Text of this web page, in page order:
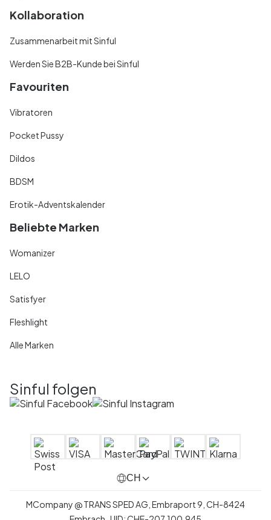
Kollaboration
Zusammenarbeit mit Sinful
Werden Sie B2B-Kunde bei Sinful
Favouriten
Vibratoren
Pocket Pussy
Dildos
BDSM
Erotik-Adventskalender
Beliebte Marken
Womanizer
LELO
Satisfyer
Fleshlight
Alle Marken
Sinful folgen
CH
MCompany@TRANS SPED AG, Embraport 9 CH-8424